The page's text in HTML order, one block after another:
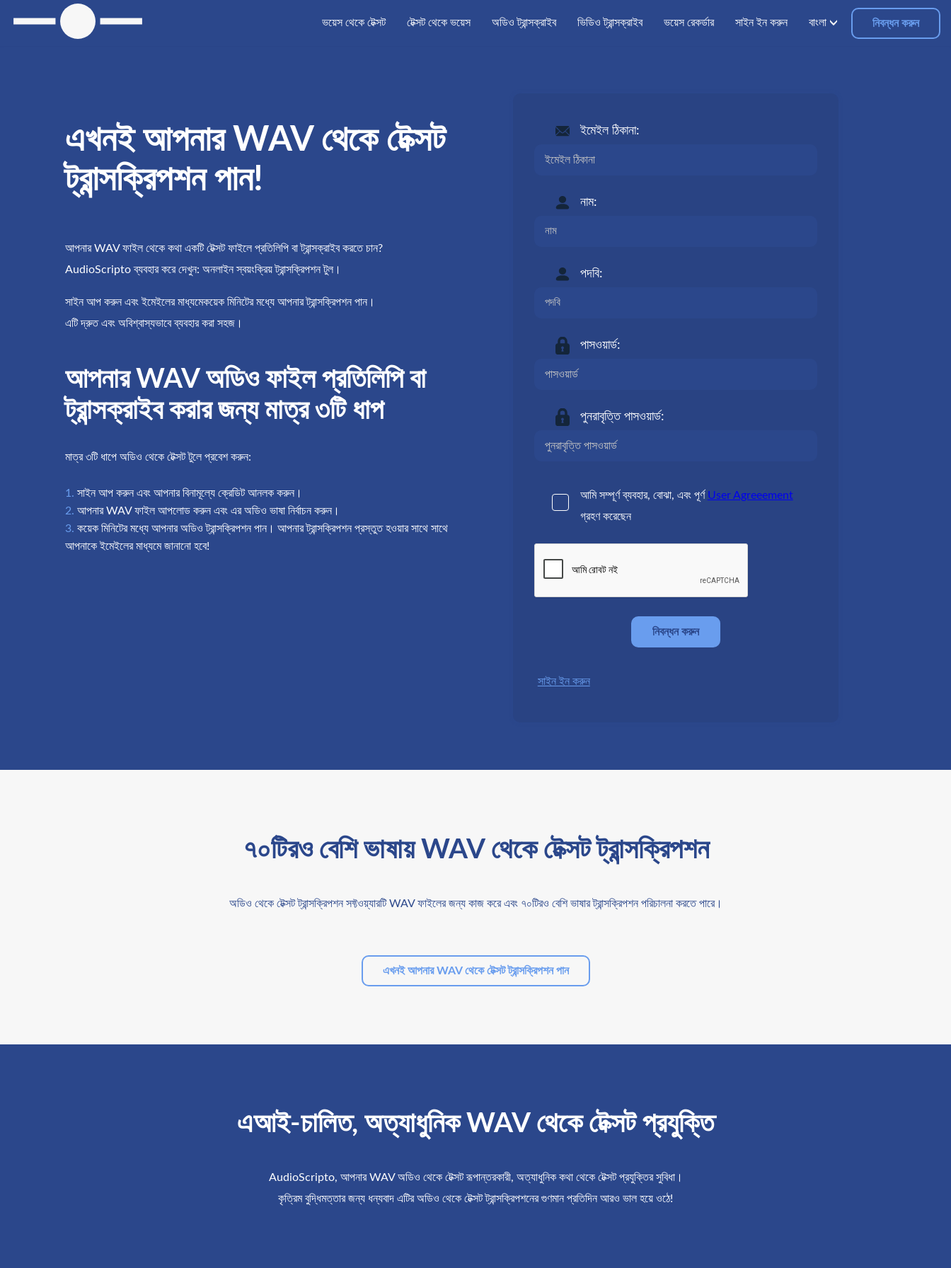
ভয়েস থেকে টেক্সট টেক্সট থেকে ভয়েস অডিও ট্রান্সক্রাইব ভিডিও ট্রান্সক্রাইব ভয়েস রেকর্ডার সাইন ইন করুন বাংলা নিবন্ধন করুন
ইমেইল ঠিকানা:
নাম:
পদবি:
পাসওয়ার্ড:
পুনরাবৃত্তি পাসওয়ার্ড:
আমি সম্পূর্ণ ব্যবহার, বোঝা, এবং পূর্ণ User Agreeement
গ্রহণ করেছেন
সাইন ইন করুন
এখনই আপনার WAV থেকে টেক্সট
ট্রান্সক্রিপশন পান!
আপনার WAV ফাইল থেকে কথা একটি টেক্সট ফাইলে প্রতিলিপি বা ট্রান্সক্রাইব করতে চান?
AudioScripto ব্যবহার করে দেখুন: অনলাইন স্বয়ংক্রিয় ট্রান্সক্রিপশন টুল।
সাইন আপ করুন এবং ইমেইলের মাধ্যমেকয়েক মিনিটের মধ্যে আপনার ট্রান্সক্রিপশন পান।
এটি দ্রুত এবং অবিশ্বাস্যভাবে ব্যবহার করা সহজ।
আপনার WAV অডিও ফাইল প্রতিলিপি বা
ট্রান্সক্রাইব করার জন্য মাত্র ৩টি ধাপ
মাত্র ৩টি ধাপে অডিও থেকে টেক্সট টুলে প্রবেশ করুন:
সাইন আপ করুন এবং আপনার বিনামূল্যে ক্রেডিট আনলক করুন।
আপনার WAV ফাইল আপলোড করুন এবং এর অডিও ভাষা নির্বাচন করুন।
কয়েক মিনিটের মধ্যে আপনার অডিও ট্রান্সক্রিপশন পান। আপনার ট্রান্সক্রিপশন প্রস্তুত হওয়ার সাথে সাথে
আপনাকে ইমেইলের মাধ্যমে জানানো হবে!
৭০টিরও বেশি ভাষায় WAV থেকে টেক্সট ট্রান্সক্রিপশন
অডিও থেকে টেক্সট ট্রান্সক্রিপশন সফ্টওয়্যারটি WAV ফাইলের জন্য কাজ করে এবং ৭০টিরও বেশি ভাষার ট্রান্সক্রিপশন পরিচালনা করতে পারে।
এখনই আপনার WAV থেকে টেক্সট ট্রান্সক্রিপশন পান
এআই-চালিত, অত্যাধুনিক WAV থেকে টেক্সট প্রযুক্তি
AudioScripto, আপনার WAV অডিও থেকে টেক্সট রূপান্তরকারী, অত্যাধুনিক কথা থেকে টেক্সট প্রযুক্তির সুবিধা।
কৃত্রিম বুদ্ধিমত্তার জন্য ধন্যবাদ এটির অডিও থেকে টেক্সট ট্রান্সক্রিপশনের গুণমান প্রতিদিন আরও ভাল হয়ে ওঠে!